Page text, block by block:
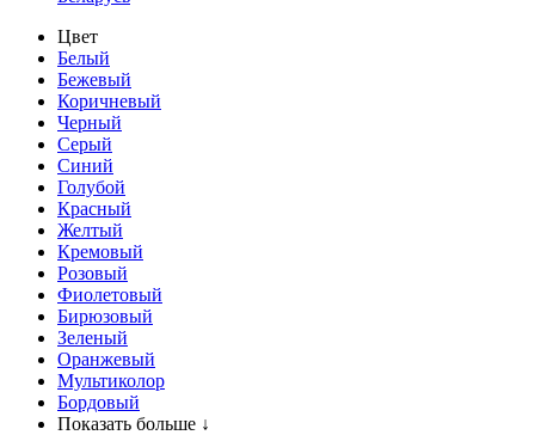
Цвет
Белый
Бежевый
Коричневый
Черный
Серый
Синий
Голубой
Красный
Желтый
Кремовый
Розовый
Фиолетовый
Бирюзовый
Зеленый
Оранжевый
Мультиколор
Бордовый
Показать больше ↓